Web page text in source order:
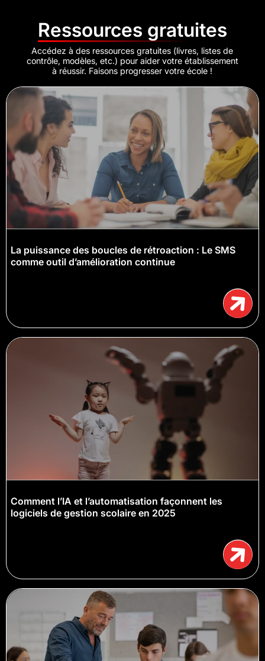
Ressources gratuites
Accédez à des ressources gratuites (livres, listes de
contrôle, modèles, etc.) pour aider votre établissement
à réussir. Faisons progresser votre école !
La puissance des boucles de rétroaction : Le SMS
comme outil d’amélioration continue
Comment l’IA et l’automatisation façonnent les
logiciels de gestion scolaire en 2025